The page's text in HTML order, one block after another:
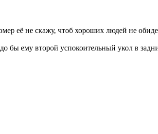
её не скажу, чтоб хороших людей не
бы ему второй успокоительный укол в